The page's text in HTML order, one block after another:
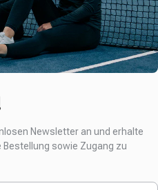
Newsletter an und erhalte
sowie Zugang zu